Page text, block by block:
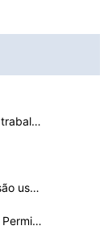
Que dispositivos permitem que o Ubuntu para trabalhar c…
usados
Estou recebendo o erro Mensagem /bin /bash: Permissão …